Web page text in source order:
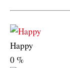
Happy
0 %